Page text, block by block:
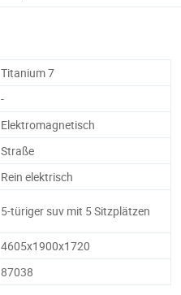
Titanium 7
-
Elektromagnetisch
Straße
Rein elektrisch
5-türiger suv mit 5 Sitzplätzen
4605x1900x1720
87038